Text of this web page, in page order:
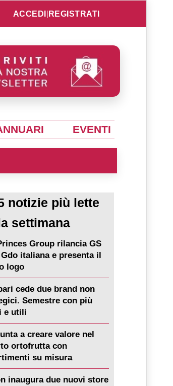
ACCEDI REGISTRATI
EVENTI
notizie più lette
settimana
Group rilancia GS
italiana e presenta il
logo
cede due brand non
Semestre con più
e utili
a creare valore nel
ortofrutta con
su misura
inaugura due nuovi store